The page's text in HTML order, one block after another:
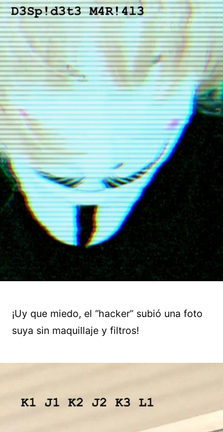
¡Uy que miedo, el “hacker” subió una foto
suya sin maquillaje y filtros!